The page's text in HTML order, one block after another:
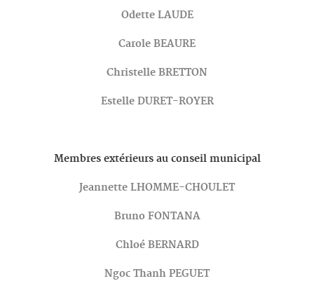
Odette LAUDE
Carole BEAURE
Christelle BRETTON
Estelle DURET-ROYER
Membres extérieurs au conseil municipal
Jeannette LHOMME-CHOULET
Bruno FONTANA
Chloé BERNARD
Ngoc Thanh PEGUET